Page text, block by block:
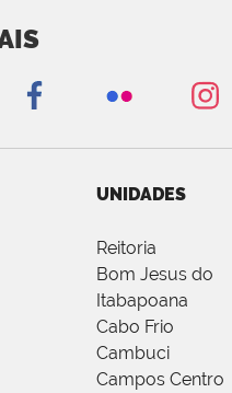
UNIDADES
Reitoria
Bom Jesus do
Itabapoana
Cabo Frio
Cambuci
Campos Centro